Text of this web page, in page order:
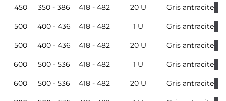
450 350 - 386 418 - 482 20 U Gris antracite
500 400 - 436 418 - 482 1 U Gris antracite
500 400 - 436 418 - 482 20 U Gris antracite
600 500 - 536 418 - 482 1 U Gris antracite
600 500 - 536 418 - 482 20 U Gris antracite